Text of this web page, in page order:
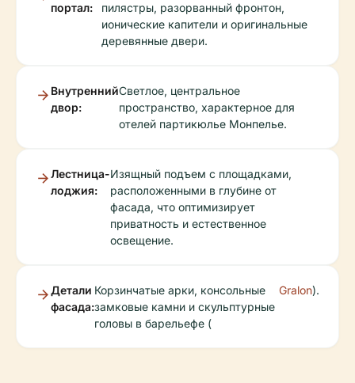
портал:
пилястры, разорванный фронтон,
ионические капители и оригинальные
деревянные двери.
Внутренний
двор:
Светлое, центральное
пространство, характерное для
отелей партикюлье Монпелье.
Лестница-
лоджия:
Изящный подъем с площадками,
расположенными в глубине от
фасада, что оптимизирует
приватность и естественное
освещение.
Детали
фасада:
Корзинчатые арки, консольные
замковые камни и скульптурные
головы в барельефе (
Gralon).